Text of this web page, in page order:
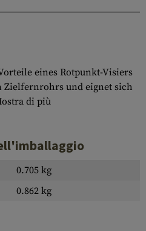
eines Rotpunkt-Visiers
Zielfernrohrs und eignet sich
di più
0.705 kg
0.862 kg